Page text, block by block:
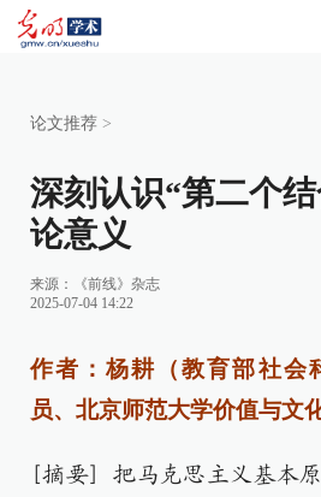
论文推荐 >
深刻认识“第二个
论意义
来源：《前线》杂志
2025-07-04 14:22
作者：杨耕（教育部社会
员、北京师范大学价值与文
[摘要] 把马克思主义基本